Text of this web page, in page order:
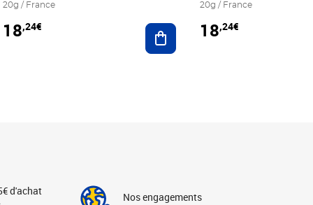
au panier
20g / France
18,24€ Ajouter au panier
20g / France
18,24€
d'achat Nos engagements